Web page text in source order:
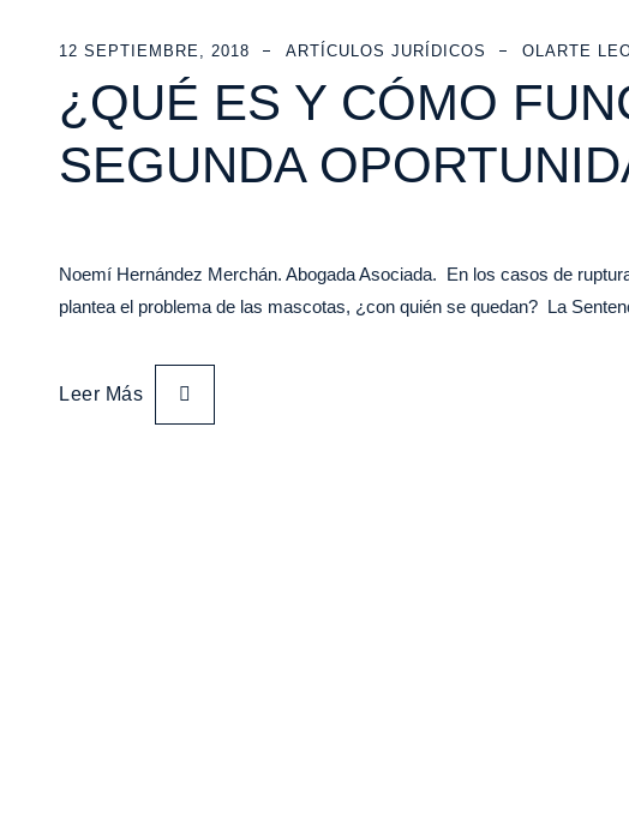
12 SEPTIEMBRE, 2018 ARTÍCULOS JURÍDICOS OLARTE
¿QUÉ ES Y CÓMO
SEGUNDA
Noemí Hernández Merchán. Abogada Asociada. En los casos de
plantea el problema de las mascotas, ¿con quién se quedan? La
Leer Más